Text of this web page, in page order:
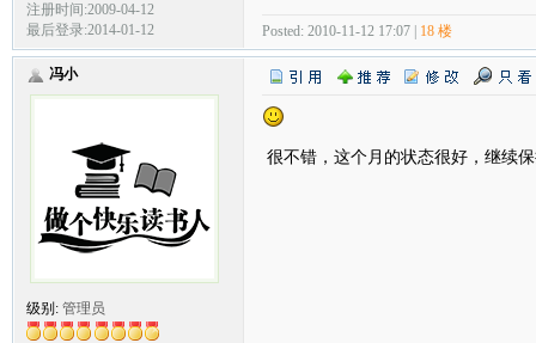
注册时间:2009-04-12
最后登录:2014-01-12
Posted: 2010-11-12 17:07 | 18 楼
冯小
级别: 管理员
很不错，这个月的状态很好，继续